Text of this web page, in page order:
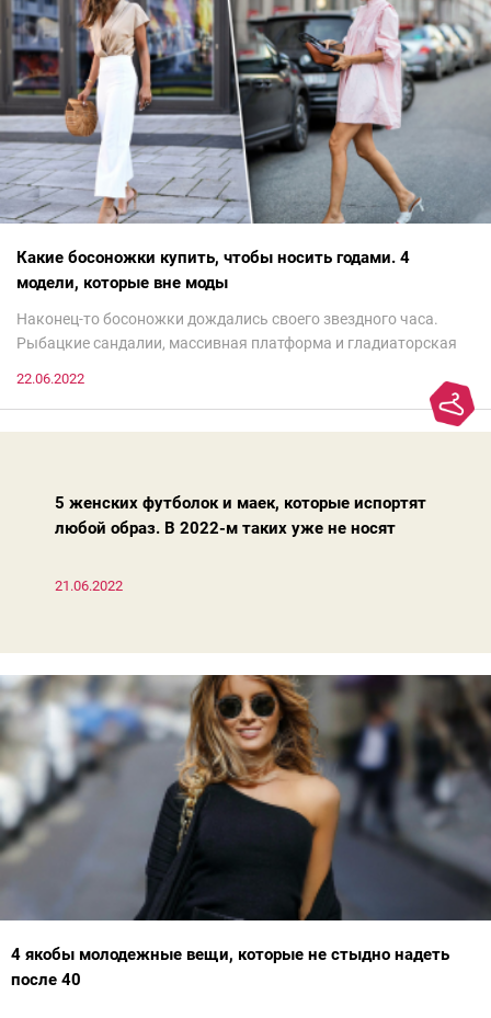
Какие босоножки купить, чтобы носить годами. 4
модели, которые вне моды
Наконец-то босоножки дождались своего звездного часа.
Рыбацкие сандалии, массивная платформа и гладиаторская
модно, совсем не обязательно бежать за ними в магазин.
Достаточно лишь провести ревизию прошлогодних покупок.
22.06.2022
5 женских футболок и маек, которые испортят
любой образ. В 2022-м таких уже не носят
21.06.2022
4 якобы молодежные вещи, которые не стыдно надеть
после 40